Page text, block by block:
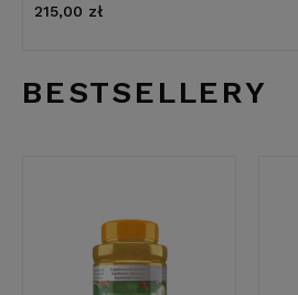
215,00 zł
BESTSELLERY